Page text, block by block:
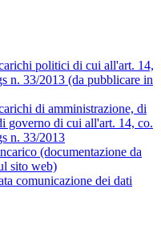
politici di cui all'art. 14,
n. 33/2013 (da pubblicare in
di amministrazione, di
governo di cui all'art. 14, co.
n. 33/2013
(documentazione da
sito web)
comunicazione dei dati